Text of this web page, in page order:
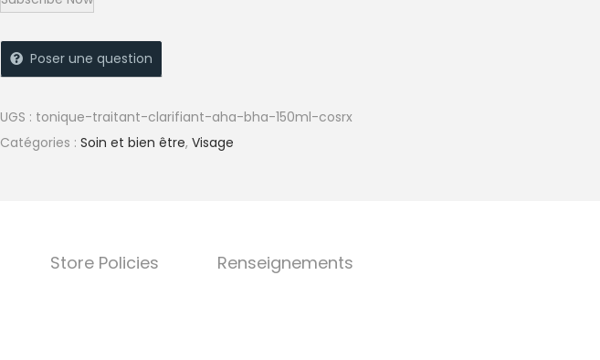
Poser une question
UGS : tonique-traitant-clarifiant-aha-bha-150ml-cosrx
Catégories : Soin et bien être, Visage
Store Policies Renseignements